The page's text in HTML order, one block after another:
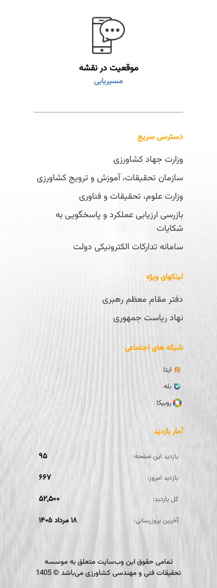
موقعیت در نقشه
مسیریابی
دسترسی سریع
وزارت جهاد کشاورزی
سازمان تحقیقات، آموزش و ترویج کشاورزی
وزارت علوم، تحقیقات و فناوری
بازرسی ارزیابی عملکرد و پاسخگویی به
شکایات
سامانه تدارکات الکترونیکی دولت
لینکهای ویژه
دفتر مقام معظم رهبری
نهاد ریاست جمهوری
شبکه های اجتماعی
ایتا
بله
روبیکا
آمار بازدید
بازدید این صفحه: ۹۵
بازدید امروز: ۶۶۷
کل بازدید: ۵۲,۵۰۰
آخرین بروزرسانی: ۱۸ مرداد ۱۴۰۵
تمامی حقوق این وب‌سایت متعلق به موسسه
تحقیقات فنی و مهندسی کشاورزی می‌باشد ©1405